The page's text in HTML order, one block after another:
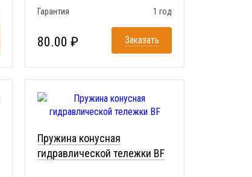
Гарантия
1 год
80.00 ₽ Заказать
Пружина конусная
гидравлической тележки BF